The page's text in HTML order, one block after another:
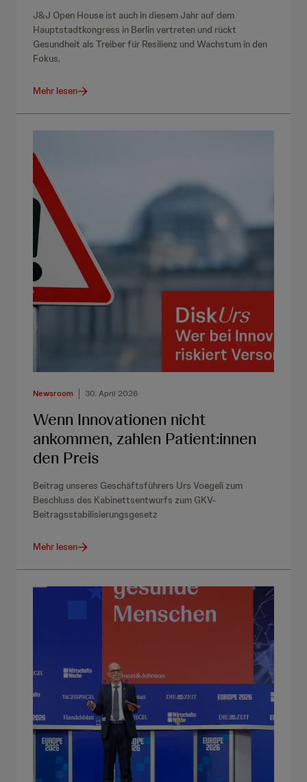
J&J Open House ist auch in diesem Jahr auf dem
Hauptstadtkongress in Berlin vertreten und rückt
Gesundheit als Treiber für Resilienz und Wachstum in den
Fokus.
Mehr lesen
Newsroom 30. April 2026
Wenn Innovationen nicht
ankommen, zahlen Patient:innen
den Preis
Beitrag unseres Geschäftsführers Urs Voegeli zum
Beschluss des Kabinettsentwurfs zum GKV-
Beitragsstabilisierungsgesetz
Mehr lesen